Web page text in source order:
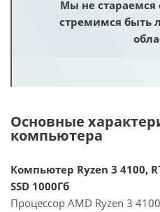
Мы не стараемся
стремимся быть
Основные
компьютера
Компьютер Ryzen 3 4100,
SSD 1000Гб
Процессор AMD Ryzen 3